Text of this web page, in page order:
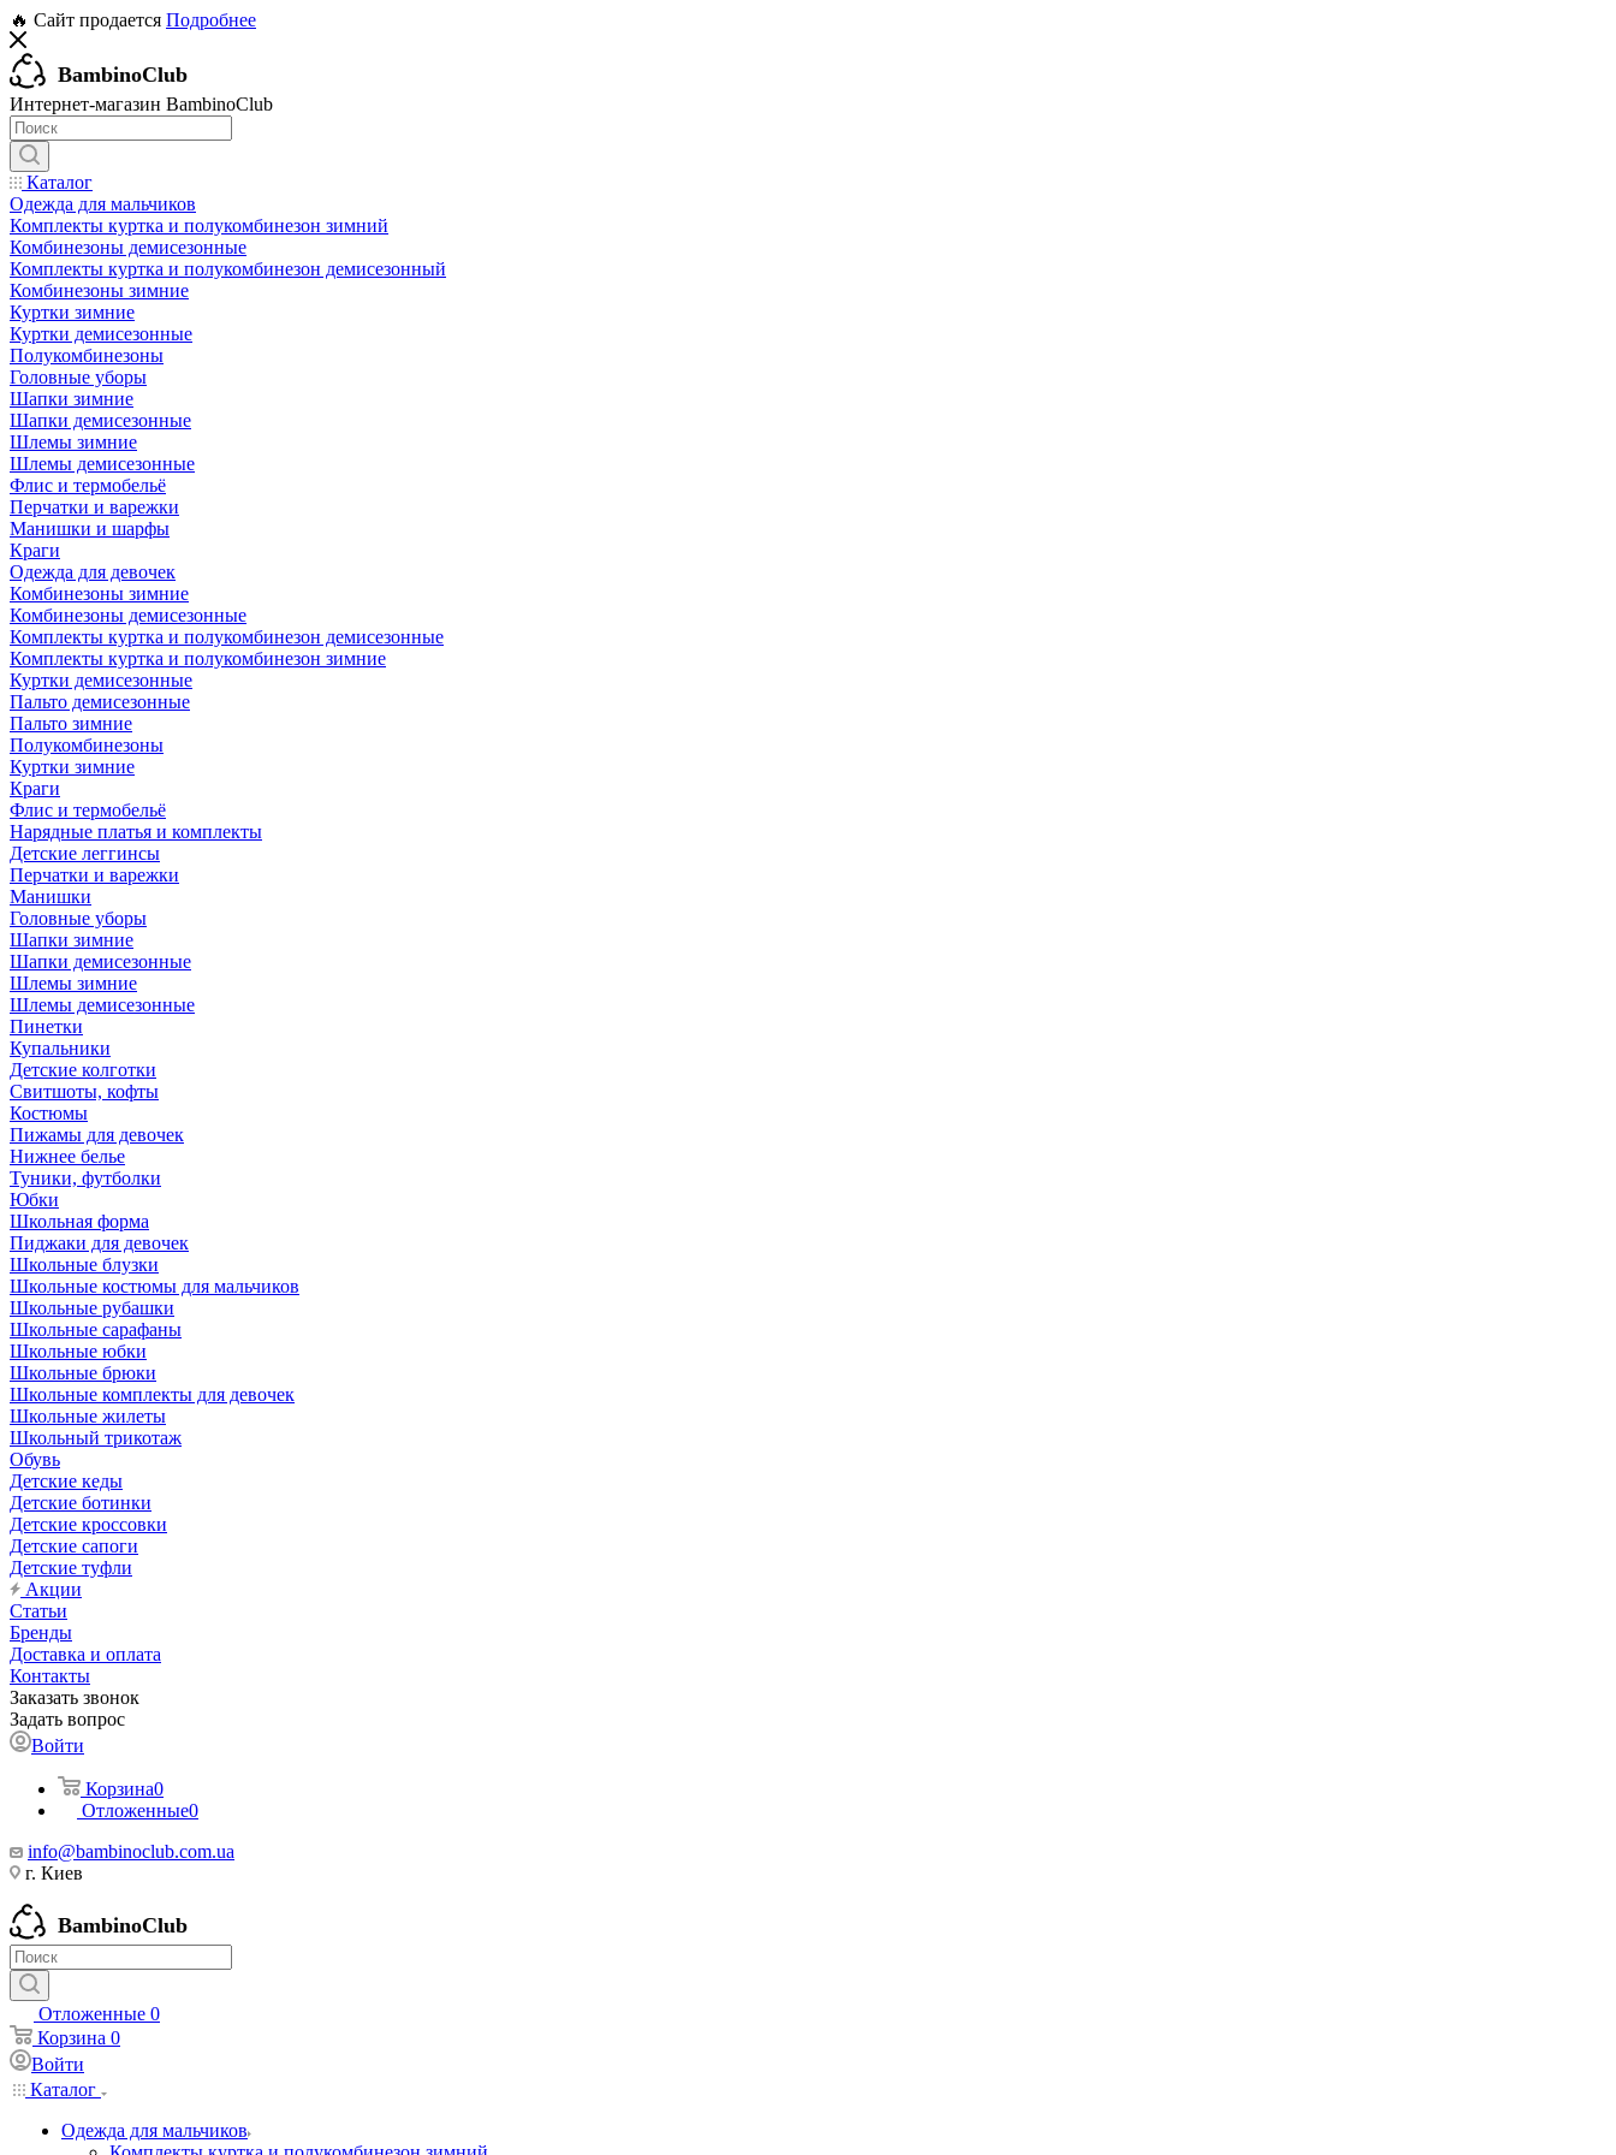
🔥 Сайт продается Подробнее
BambinoClub
Интернет-магазин BambinoClub
Каталог
Одежда для мальчиков
Комплекты куртка и полукомбинезон зимний
Комбинезоны демисезонные
Комплекты куртка и полукомбинезон демисезонный
Комбинезоны зимние
Куртки зимние
Куртки демисезонные
Полукомбинезоны
Головные уборы
Шапки зимние
Шапки демисезонные
Шлемы зимние
Шлемы демисезонные
Флис и термобельё
Перчатки и варежки
Манишки и шарфы
Краги
Одежда для девочек
Комбинезоны зимние
Комбинезоны демисезонные
Комплекты куртка и полукомбинезон демисезонные
Комплекты куртка и полукомбинезон зимние
Куртки демисезонные
Пальто демисезонные
Пальто зимние
Полукомбинезоны
Куртки зимние
Краги
Флис и термобельё
Нарядные платья и комплекты
Детские леггинсы
Перчатки и варежки
Манишки
Головные уборы
Шапки зимние
Шапки демисезонные
Шлемы зимние
Шлемы демисезонные
Пинетки
Купальники
Детские колготки
Свитшоты, кофты
Костюмы
Пижамы для девочек
Нижнее белье
Туники, футболки
Юбки
Школьная форма
Пиджаки для девочек
Школьные блузки
Школьные костюмы для мальчиков
Школьные рубашки
Школьные сарафаны
Школьные юбки
Школьные брюки
Школьные комплекты для девочек
Школьные жилеты
Школьный трикотаж
Обувь
Детские кеды
Детские ботинки
Детские кроссовки
Детские сапоги
Детские туфли
Акции
Статьи
Бренды
Доставка и оплата
Контакты
Заказать звонок
Задать вопрос
Войти
Корзина0
Отложенные0
info@bambinoclub.com.ua
г. Киев
BambinoClub
Отложенные 0
Корзина 0
Войти
Каталог
Одежда для мальчиков